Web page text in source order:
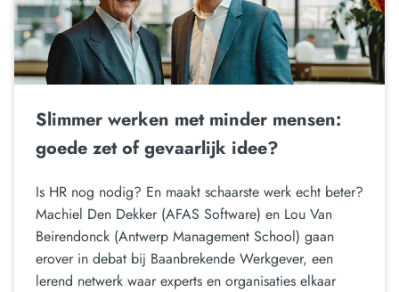
Slimmer werken met minder mensen:
goede zet of gevaarlijk idee?
Is HR nog nodig? En maakt schaarste werk echt beter?
Machiel Den Dekker (AFAS Software) en Lou Van
Beirendonck (Antwerp Management School) gaan
erover in debat bij Baanbrekende Werkgever, een
lerend netwerk waar experts en organisaties elkaar